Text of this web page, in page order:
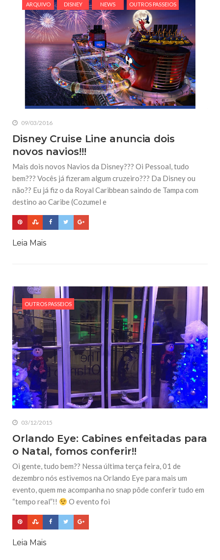
ARQUIVO DISNEY NEWS OUTROS PASSEIOS
09/03/2016
Disney Cruise Line anuncia dois
novos navios!!!
Mais dois novos Navios da Disney??? Oi Pessoal, tudo
bem??? Vocês já fizeram algum cruzeiro??? Da Disney ou
não?? Eu já fiz o da Royal Caribbean saindo de Tampa com
destino ao Caribe (Cozumel e
Leia Mais
OUTROS PASSEIOS
03/12/2015
Orlando Eye: Cabines enfeitadas para
o Natal, fomos conferir!!
Oi gente, tudo bem?? Nessa última terça feira, 01 de
dezembro nós estivemos na Orlando Eye para mais um
evento, quem me acompanha no snap pôde conferir tudo em
“tempo real”!!
O evento foi
Leia Mais